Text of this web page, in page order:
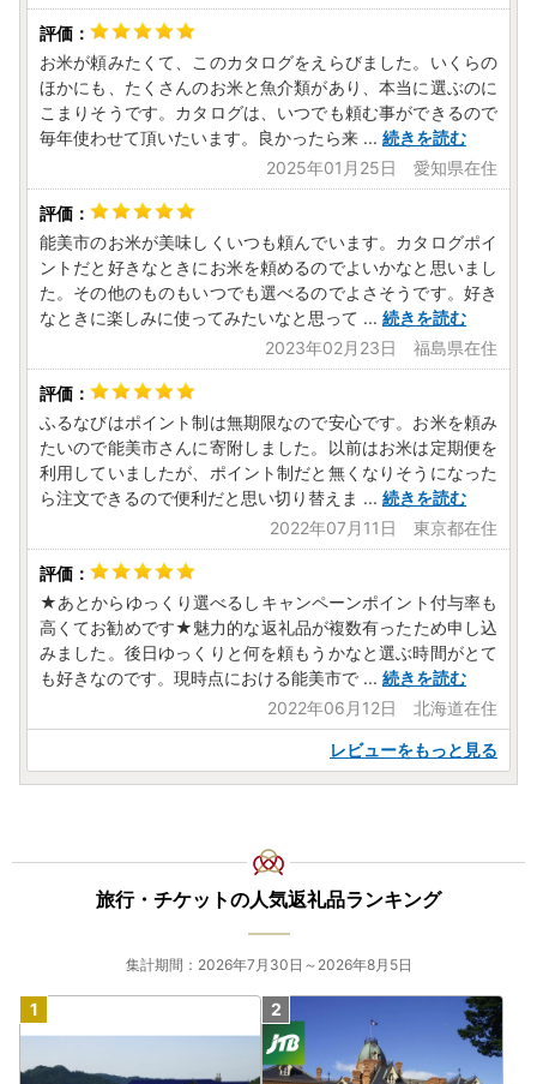
お米が頼みたくて、このカタログをえらびました。いくらの
ほかにも、たくさんのお米と魚介類があり、本当に選ぶのに
こまりそうです。カタログは、いつでも頼む事ができるので
毎年使わせて頂いたいます。良かったら来 ... 続きを読む
2025年01月25日 愛知県在住
能美市のお米が美味しくいつも頼んでいます。カタログポイ
ントだと好きなときにお米を頼めるのでよいかなと思いまし
た。その他のものもいつでも選べるのでよさそうです。好き
なときに楽しみに使ってみたいなと思って ... 続きを読む
2023年02月23日 福島県在住
ふるなびはポイント制は無期限なので安心です。お米を頼み
たいので能美市さんに寄附しました。以前はお米は定期便を
利用していましたが、ポイント制だと無くなりそうになった
ら注文できるので便利だと思い切り替えま ... 続きを読む
2022年07月11日 東京都在住
★あとからゆっくり選べるしキャンペーンポイント付与率も
高くてお勧めです★魅力的な返礼品が複数有ったため申し込
みました。後日ゆっくりと何を頼もうかなと選ぶ時間がとて
も好きなのです。現時点における能美市で ... 続きを読む
2022年06月12日 北海道在住
レビューをもっと見る
旅行・チケットの人気返礼品ランキング
集計期間：2026年7月30日～2026年8月5日